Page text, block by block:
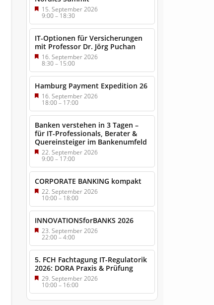
15. September 2026
9:00–18:30
IT-Optionen für Versicherungen
mit Professor Dr. Jörg Puchan
16. September 2026
8:30–15:00
Hamburg Payment Expedition 26
16. September 2026
18:00– 17:00
Banken verstehen in 3 Tagen –
für IT-Professionals, Berater &
Quereinsteiger im Bankenumfeld
22. September 2026
9:00–17:00
CORPORATE BANKING kompakt
22. September 2026
10:00– 18:00
INNOVATIONSforBANKS 2026
23. September 2026
22:00–4:00
5. FCH Fachtagung IT-Regulatorik
2026: DORA Praxis & Prüfung
29. September 2026
10:00– 16:00